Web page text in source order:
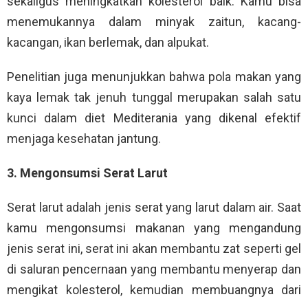
menemukannya dalam minyak zaitun, kacang-
kacangan, ikan berlemak, dan alpukat.
Penelitian juga menunjukkan bahwa pola makan yang
kaya lemak tak jenuh tunggal merupakan salah satu
kunci dalam diet Mediterania yang dikenal efektif
menjaga kesehatan jantung.
3. Mengonsumsi Serat Larut
Serat larut adalah jenis serat yang larut dalam air. Saat
kamu mengonsumsi makanan yang mengandung
jenis serat ini, serat ini akan membantu zat seperti gel
di saluran pencernaan yang membantu menyerap dan
mengikat kolesterol, kemudian membuangnya dari